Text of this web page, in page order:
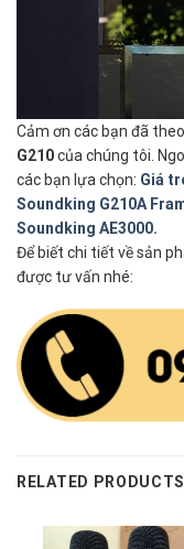
Cảm ơn các bạn đã
G210của chúng tôi.
các bạn lựa chọn: Giá
Soundking G210A
Soundking AE3000.
Để biết chi tiết về sản
được tư vấn nhé:
RELATED PRODUCTS